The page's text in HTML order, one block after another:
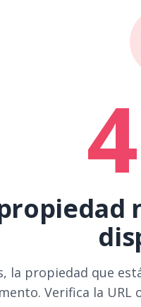
la propiedad que
Verifica la URL